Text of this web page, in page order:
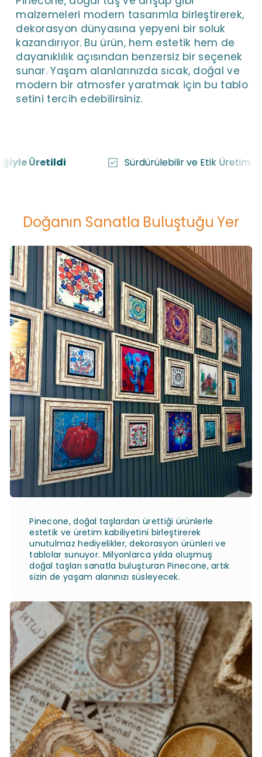
malzemeleri modern tasarımla birleştirerek,
dekorasyon dünyasına yepyeni bir soluk
kazandırıyor. Bu ürün, hem estetik hem de
dayanıklılık açısından benzersiz bir seçenek
sunar. Yaşam alanlarınızda sıcak, doğal ve
modern bir atmosfer yaratmak için bu tablo
setini tercih edebilirsiniz.
Sürdürülebilir ve Etik Üretim
Doğanın Sanatla Buluştuğu Yer
Pinecone, doğal taşlardan ürettiği ürünlerle
estetik ve üretim kabiliyetini birleştirerek
unutulmaz hediyelikler, dekorasyon ürünleri ve
tablolar sunuyor. Milyonlarca yılda oluşmuş
doğal taşları sanatla buluşturan Pinecone, artık
sizin de yaşam alanınızı süsleyecek.